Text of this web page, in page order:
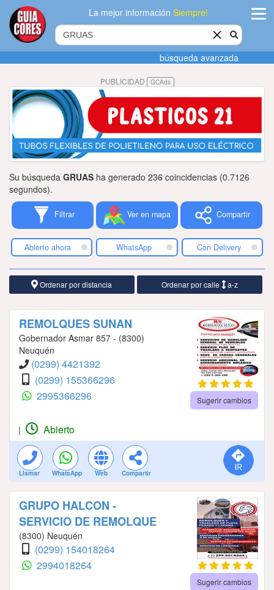
La mejor informaciónSiempre!
Agregar
empresa
Actualizar
datos
Publicidad
Tiendacores
Contactenos
búsqueda avanzada
PUBLICIDAD GCAds
Su búsqueda GRUAS ha generado 236 coincidencias (0.7126
segundos).
Filtrar Ver en mapa Compartir
Abierto ahora WhatsApp Con Delivery
Ordenar por distancia Ordenar por calle a-z
REMOLQUES SUNAN
Gobernador Asmar 857 - (8300)
Neuquén
(0299) 4421392
(0299) 155366296
2995366296
Sugerir cambios
| Abierto
Llamar WhatsApp Web Compartir
GRUPO HALCON -
SERVICIO DE REMOLQUE
(8300) Neuquén
(0299) 154018264
2994018264
Sugerir cambios